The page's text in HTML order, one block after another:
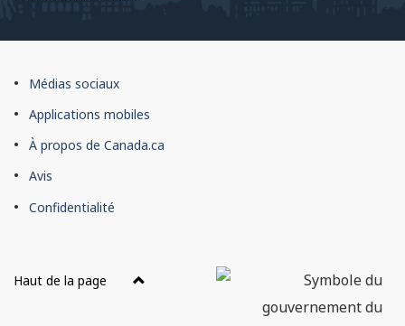
À
propos
du
site
Médias sociaux
Applications mobiles
À propos de Canada.ca
Avis
Confidentialité
Haut de la page